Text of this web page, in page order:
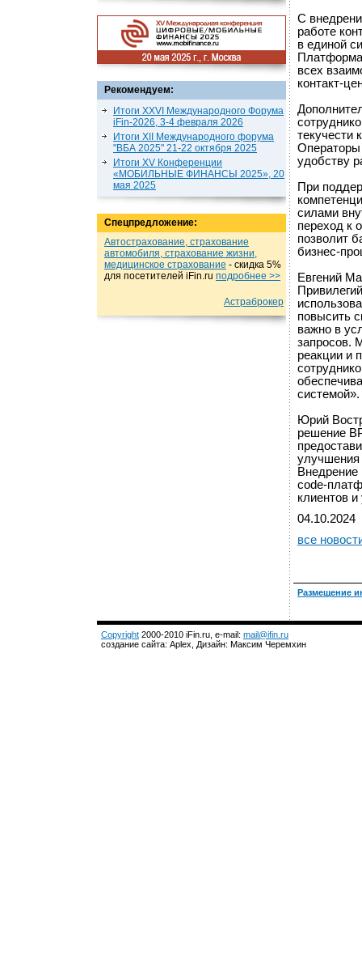
Рекомендуем:
Итоги XXVI Международного Форума
iFin-2026, 3-4 февраля 2026
Итоги XII Международного форума
"ВБА 2025" 21-22 октября 2025
Итоги XV Конференции
«МОБИЛЬНЫЕ ФИНАНСЫ 2025», 20
мая 2025
Спецпредложение:
Автострахование, страхование
автомобиля, страхование жизни,
медицинское страхование - cкидка 5%
для посетителей iFin.ru подробнеe >>
Астраброкер
С
работе
в единой
всех
контакт-
текучести
Операторы
удобству
При
силами
переход к
позволит
бизнес-
Евгений
повысить
важно в
запросов.
реакции и
системой».
Юрий
решение
улучшения
Внедрение
code-
клиентов и
04.10.2024
все
Размещение
Copyright 2000-2010 iFin.ru, e-mail: mail@ifin.ru
создание сайта: Aplex, Дизайн: Максим Черемхин